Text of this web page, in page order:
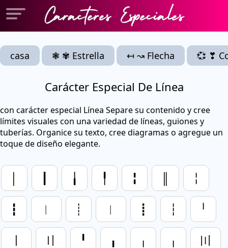
casa ❃ ✾ Estrella ↤ ↝ Flecha 💞 ❣
Carácter Especial De Línea
con carácter especial Línea Separe su contenido y cree
límites visuales con una variedad de líneas, guiones y
tuberías. Organice su texto, cree diagramas o agregue un
toque de diseño elegante.
╽ ╿ ╏ ╎
┇ ︱ ┊ ︳ ┋ ┆ ╵
〡 〢 ╹ ╻ ╷ ╷ 〣